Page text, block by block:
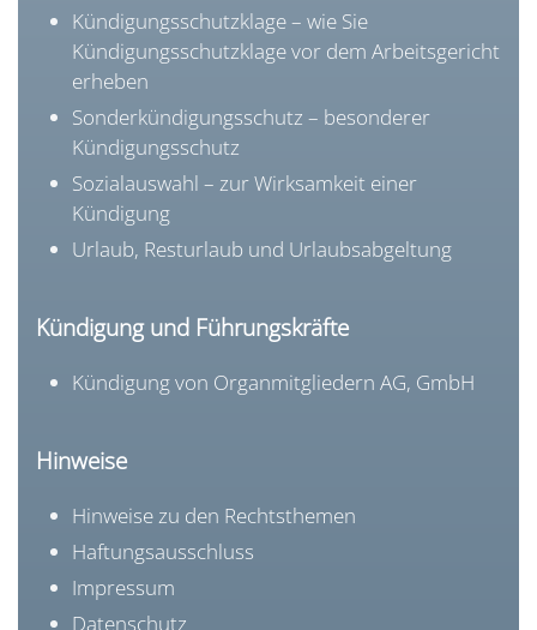
Kündigungsschutzklage – wie Sie
Kündigungsschutzklage vor dem Arbeitsgericht
erheben
Sonderkündigungsschutz – besonderer
Kündigungsschutz
Sozialauswahl – zur Wirksamkeit einer
Kündigung
Urlaub, Resturlaub und Urlaubsabgeltung
Kündigung und Führungskräfte
Kündigung von Organmitgliedern AG, GmbH
Hinweise
Hinweise zu den Rechtsthemen
Haftungsausschluss
Impressum
Datenschutz